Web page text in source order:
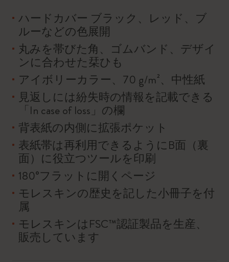
ハードカバー ブラック、レッド、ブ
ルーなどの色展開
丸みを帯びた角、ゴムバンド、デザイ
ンに合わせた栞ひも
アイボリーカラー、70 g/m²、中性紙
見返しには紛失時の情報を記載できる
「In case of loss」の欄
背表紙の内側に拡張ポケット
表紙帯は再利用できるようにB面（裏
面）に役立つツールを印刷
180°フラットに開くページ
モレスキンの歴史を記した小冊子を付
属
モレスキンはFSC™認証製品を生産、
販売しています